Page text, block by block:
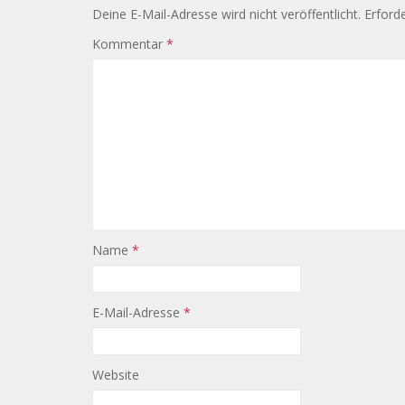
Deine E-Mail-Adresse wird nicht veröffentlicht.
Kommentar *
Name *
E-Mail-Adresse *
Website